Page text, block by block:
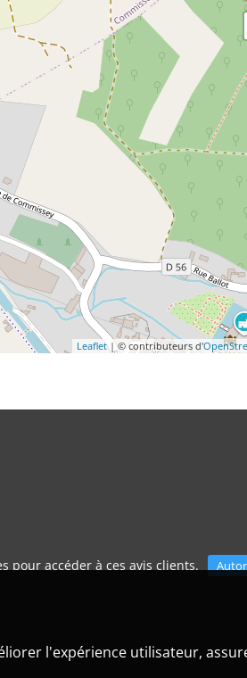
Leaflet| © contributeurs d'
pour accéder à ces avis clients.
l'expérience utilisateur,